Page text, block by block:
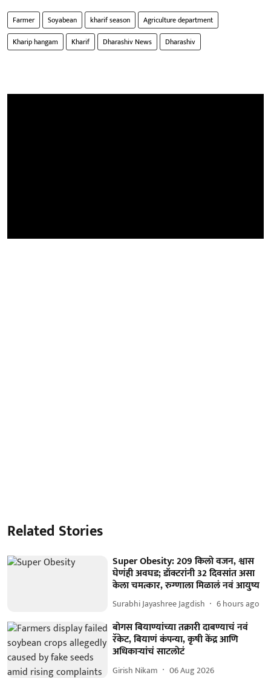
Farmer Soyabean kharif season
Agriculture department
Kharip hangam
Kharif Dharashiv News Dharashiv
Related Stories
Super Obesity: 209 किलो वजन, श्वास
घेणंही अवघड; डॉक्टरांनी 32 दिवसांत असा
केला चमत्कार, रुग्णाला मिळालं नवं आयुष्य
Surabhi Jayashree Jagdish 6 hours ago
बोगस बियाण्यांच्या तक्रारी दाबण्याचं नवं
रॅकेट, बियाणं कंपन्या, कृषी केंद्र आणि
अधिकाऱ्यांचं साटलोटं
Girish Nikam 06 Aug 2026